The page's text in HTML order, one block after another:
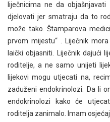
liječnicima ne da
djelovati jer smatraju da to
može tako. Štamparova
prvom mijestu“ . Liječnik
laički objasniti. Liječnik dajući
roditelje, a ne samo unijeti
lijekovi mogu utjecati na,
zaduženi endokrinolozi. Da li
endokrinolozi kako će
roditelja zanimalo. Imam